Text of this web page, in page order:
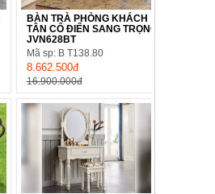
BÀN TRÀ PHÒNG KHÁCH
TÂN CỔ ĐIỂN SANG TRỌNG
JVN628BT
Mã sp: B T138.80
8.662.500đ
16.900.000đ